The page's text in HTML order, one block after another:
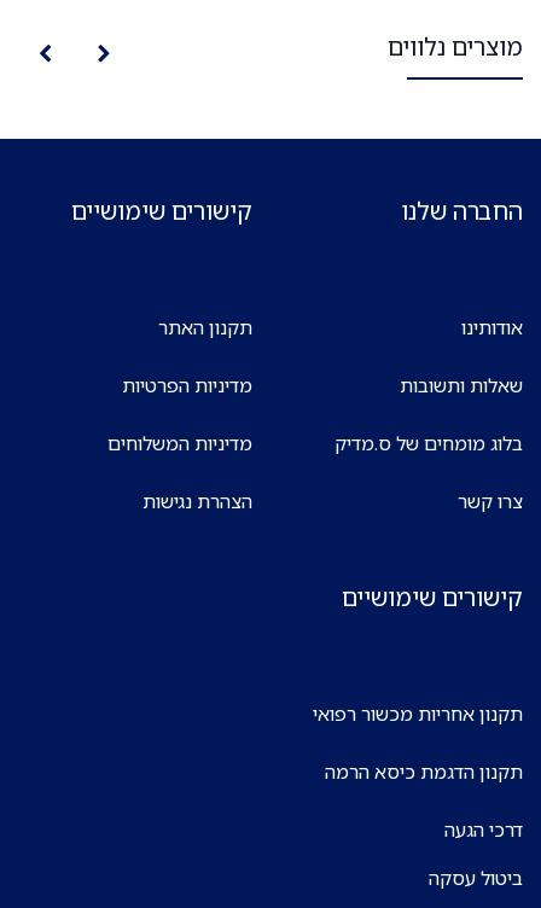
מוצרים נלווים
החברה שלנו
אודותינו
שאלות ותשובות
בלוג מומחים של ס.מדיק
צרו קשר
קישורים שימושיים
תקנון האתר
מדיניות הפרטיות
מדיניות המשלוחים
הצהרת נגישות
קישורים שימושיים
תקנון אחריות מכשור רפואי
תקנון הדגמת כיסא הרמה
דרכי הגעה
ביטול עסקה